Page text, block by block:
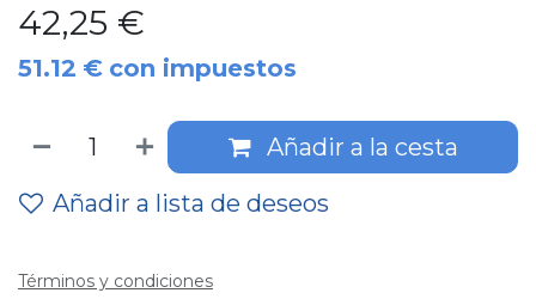
42,25 €
51.12 € con impuestos
Añadir a la cesta
Añadir a lista de deseos
Términos y condiciones